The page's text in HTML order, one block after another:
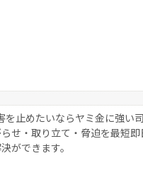
止めたいならヤミ金に強い司
せ・取り立て・脅迫を最短即
ができます。